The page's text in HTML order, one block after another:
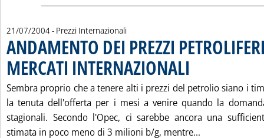
21/07/2004- Prezzi Internazionali
ANDAMENTO DEI PREZZI
MERCATI INTERNAZIONALI
Sembra proprio che a tenere alti i prezzi del petrolio siano i
la tenuta dell'offerta per i mesi a venire quando la
stagionali. Secondo l'Opec, ci sarebbe ancora una
stimata in poco meno di 3 milioni b/g, mentre...